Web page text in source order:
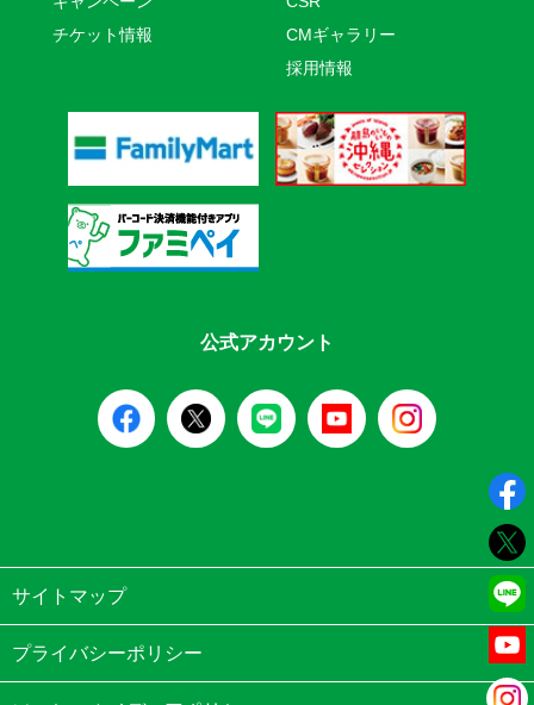
チケット情報
CMギャラリー
採用情報
公式アカウント
サイトマップ
プライバシーポリシー